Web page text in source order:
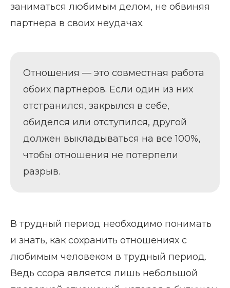
заниматься любимым делом, не обвиняя
партнера в своих неудачах.
Отношения — это совместная работа
обоих партнеров. Если один из них
отстранился, закрылся в себе,
обиделся или отступился, другой
должен выкладываться на все 100%,
чтобы отношения не потерпели
разрыв.
В трудный период необходимо понимать
и знать, как сохранить отношениях с
любимым человеком в трудный период.
Ведь ссора является лишь небольшой